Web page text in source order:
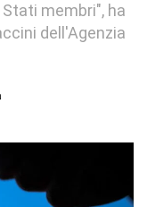
membri", ha
dell'Agenzia